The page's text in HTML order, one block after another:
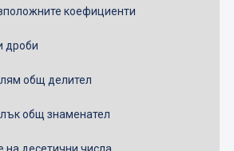
коефициенти
дроби
общ делител
общ знаменател
на десетични числа